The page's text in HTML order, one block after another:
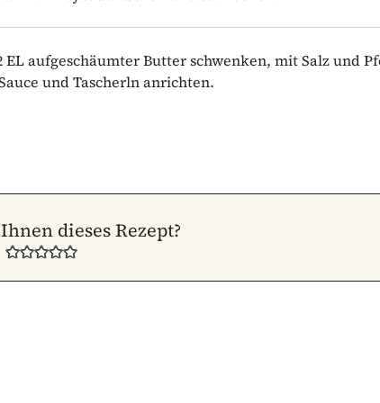
aufgeschäumter Butter schwenken, mit Salz und
und Tascherln anrichten.
dieses Rezept?